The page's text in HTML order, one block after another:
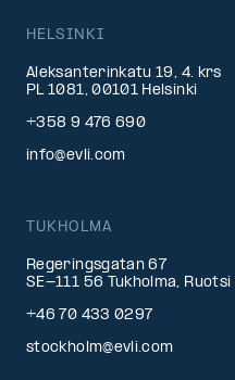
HELSINKI
Aleksanterinkatu 19, 4. krs
PL 1081, 00101 Helsinki
+358 9 476 690
info@evli.com
TUKHOLMA
Regeringsgatan 67
SE-111 56 Tukholma, Ruotsi
+46 70 433 0297
stockholm@evli.com